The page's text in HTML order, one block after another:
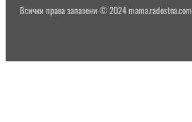
Всички права запазени © 2024 mama.radostna.com